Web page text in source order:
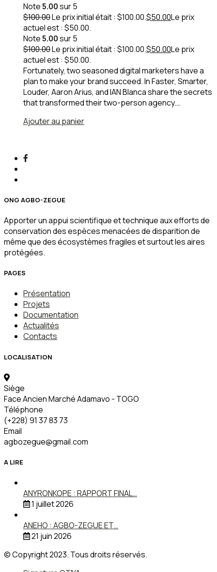
Note5.00sur 5
$100.00Le prix initial était : $100.00.$50.00Le prix
actuel est : $50.00.
Note5.00sur 5
$100.00Le prix initial était : $100.00.$50.00Le prix
actuel est : $50.00.
Fortunately, two seasoned digital marketers have a
plan to make your brand succeed. In Faster, Smarter,
Louder, Aaron Arius, and IAN Blanca share the secrets
that transformed their two-person agency.…
Ajouter au panier
ONG AGBO-ZEGUE
Apporter un appui scientifique et technique aux efforts de
conservation des espèces menacées de disparition de
même que des écosystèmes fragiles et surtout les aires
protégées.
PAGES
Présentation
Projets
Documentation
Actualités
Contacts
LOCALISATION
Siège
Face Ancien Marché Adamavo - TOGO
Téléphone
(+228) 91 37 83 73
Email
agbozegue@gmail.com
A LIRE
ANYRONKOPE : RAPPORT FINAL…
1 juillet 2026
ANEHO : AGBO-ZEGUE ET…
21 juin 2026
© Copyright 2023. Tous droits réservés.